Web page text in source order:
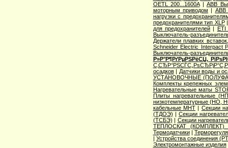
OETL 200...1600A| ABB
моторным приводом | ABB
нагрузки с
предохранителями тип XLP
для предохранителей| ETI
Выключатель-
Держатели плавких
Schneider Electric Interpact
Выключатель-
Р»Р°Р¶РґРµРЅРёСЏ,
осадков| Датчики воды и
УСТАНОВОЧНЫЕ
Комплекты крепежных
Нагревательные маты
Плиты нагревательные
низкотемпературные
кабельные МНТ| Секции
(ТДОЭ) |Секции
(ТСБЭ) | Секции
ТЕПЛОСКАТ (КОМПЛЕКТ)
Термодатчики|
| Устройства соединения
Электромонтажные изделия